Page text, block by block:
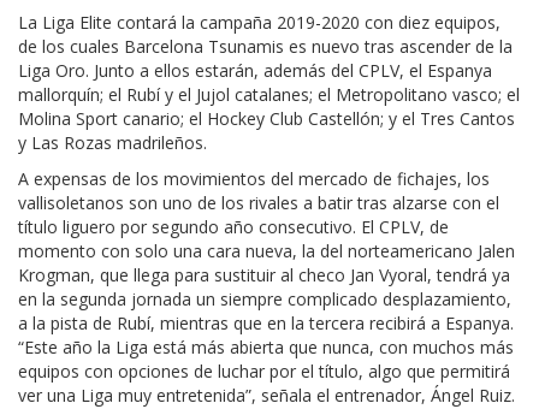
La Liga Elite contará la campaña 2019-2020 con diez equipos,
de los cuales Barcelona Tsunamis es nuevo tras ascender de la
Liga Oro. Junto a ellos estarán, además del CPLV, el Espanya
mallorquín; el Rubí y el Jujol catalanes; el Metropolitano vasco; el
Molina Sport canario; el Hockey Club Castellón; y el Tres Cantos
y Las Rozas madrileños.
A expensas de los movimientos del mercado de fichajes, los
vallisoletanos son uno de los rivales a batir tras alzarse con el
título liguero por segundo año consecutivo. El CPLV, de
momento con solo una cara nueva, la del norteamericano Jalen
Krogman, que llega para sustituir al checo Jan Vyoral, tendrá ya
en la segunda jornada un siempre complicado desplazamiento,
a la pista de Rubí, mientras que en la tercera recibirá a Espanya.
“Este año la Liga está más abierta que nunca, con muchos más
equipos con opciones de luchar por el título, algo que permitirá
ver una Liga muy entretenida”, señala el entrenador, Ángel Ruiz.